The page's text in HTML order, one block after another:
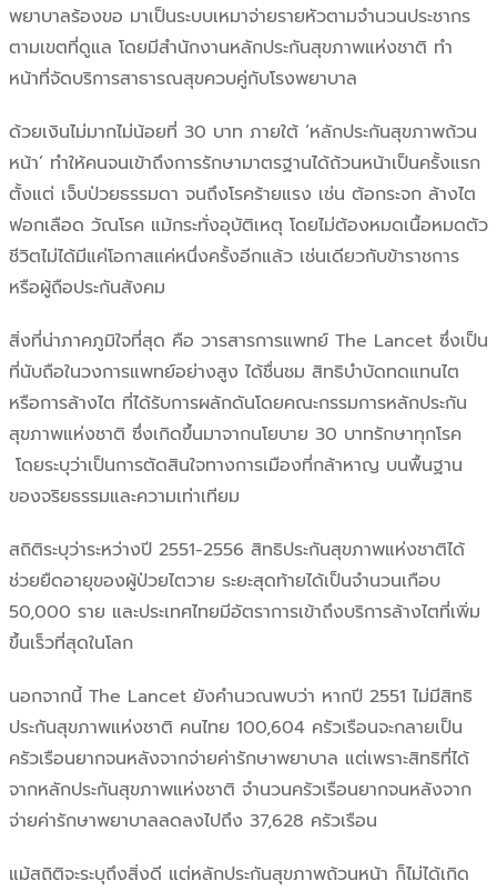
พยาบาลร้องขอ มาเป็นระบบเหมาจ่ายรายหัวตามจำนวนประชากร
ตามเขตที่ดูแล โดยมีสำนักงานหลักประกันสุขภาพแห่งชาติ ทำ
หน้าที่จัดบริการสาธารณสุขควบคู่กับโรงพยาบาล
ด้วยเงินไม่มากไม่น้อยที่ 30 บาท ภายใต้ ‘หลักประกันสุขภาพถ้วน
หน้า’ ทำให้คนจนเข้าถึงการรักษามาตรฐานได้ถ้วนหน้าเป็นครั้งแรก
ตั้งแต่ เจ็บป่วยธรรมดา จนถึงโรคร้ายแรง เช่น ต้อกระจก ล้างไต
ฟอกเลือด วัณโรค แม้กระทั่งอุบัติเหตุ โดยไม่ต้องหมดเนื้อหมดตัว
ชีวิตไม่ได้มีแค่โอกาสแค่หนึ่งครั้งอีกแล้ว เช่นเดียวกับข้าราชการ
หรือผู้ถือประกันสังคม
สิ่งที่น่าภาคภูมิใจที่สุด คือ วารสารการแพทย์ The Lancet ซึ่งเป็น
ที่นับถือในวงการแพทย์อย่างสูง ได้ชื่นชม สิทธิบำบัดทดแทนไต
หรือการล้างไต ที่ได้รับการผลักดันโดยคณะกรรมการหลักประกัน
สุขภาพแห่งชาติ ซึ่งเกิดขึ้นมาจากนโยบาย 30 บาทรักษาทุกโรค
โดยระบุว่าเป็นการตัดสินใจทางการเมืองที่กล้าหาญ บนพื้นฐาน
ของจริยธรรมและความเท่าเทียม
สถิติระบุว่าระหว่างปี 2551-2556 สิทธิประกันสุขภาพแห่งชาติได้
ช่วยยืดอายุของผู้ป่วยไตวาย ระยะสุดท้ายได้เป็นจำนวนเกือบ
50,000 ราย และประเทศไทยมีอัตราการเข้าถึงบริการล้างไตที่เพิ่ม
ขึ้นเร็วที่สุดในโลก
นอกจากนี้ The Lancet ยังคำนวณพบว่า หากปี 2551 ไม่มีสิทธิ
ประกันสุขภาพแห่งชาติ คนไทย 100,604 ครัวเรือนจะกลายเป็น
ครัวเรือนยากจนหลังจากจ่ายค่ารักษาพยาบาล แต่เพราะสิทธิที่ได้
จากหลักประกันสุขภาพแห่งชาติ จำนวนครัวเรือนยากจนหลังจาก
จ่ายค่ารักษาพยาบาลลดลงไปถึง 37,628 ครัวเรือน
แม้สถิติจะระบุถึงสิ่งดี แต่หลักประกันสุขภาพถ้วนหน้า ก็ไม่ได้เกิด